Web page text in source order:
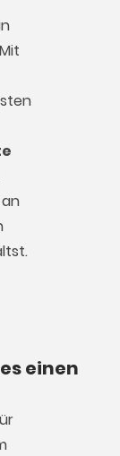
einen